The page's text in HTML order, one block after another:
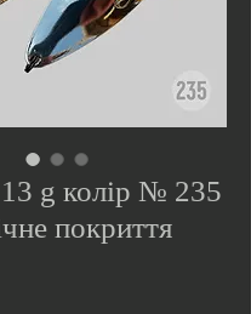
g колір № 235
покриття